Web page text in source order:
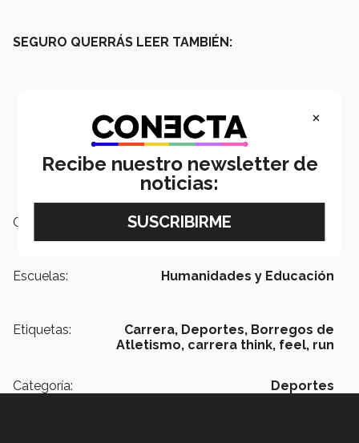
SEGURO QUERRÁS LEER TAMBIÉN:
Campus:
Escuelas: Humanidades y Educación
Etiquetas: Carrera, Deportes, Borregos de
Atletismo, carrera think, feel, run
Categoría: Deportes
×
Recibe nuestro newsletter de
noticias: